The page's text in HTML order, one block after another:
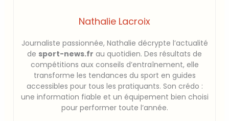
Nathalie Lacroix
Journaliste passionnée, Nathalie décrypte l’actualité
de sport-news.fr au quotidien. Des résultats de
compétitions aux conseils d’entraînement, elle
transforme les tendances du sport en guides
accessibles pour tous les pratiquants. Son crédo :
une information fiable et un équipement bien choisi
pour performer toute l’année.